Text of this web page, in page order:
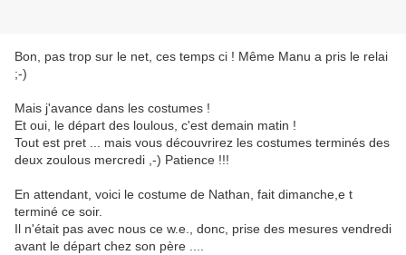
Bon, pas trop sur le net, ces temps ci ! Même Manu a pris le relai
;-)
Mais j'avance dans les costumes !
Et oui, le départ des loulous, c'est demain matin !
Tout est pret ... mais vous découvrirez les costumes terminés des
deux zoulous mercredi ,-) Patience !!!
En attendant, voici le costume de Nathan, fait dimanche,e t
terminé ce soir.
Il n'était pas avec nous ce w.e., donc, prise des mesures vendredi
avant le départ chez son père ....